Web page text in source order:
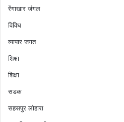
रेंगाखार जंगल
विविध
व्यापार जगत
शिक्षा
शिक्षा
सडक
सहसपुर लोहारा